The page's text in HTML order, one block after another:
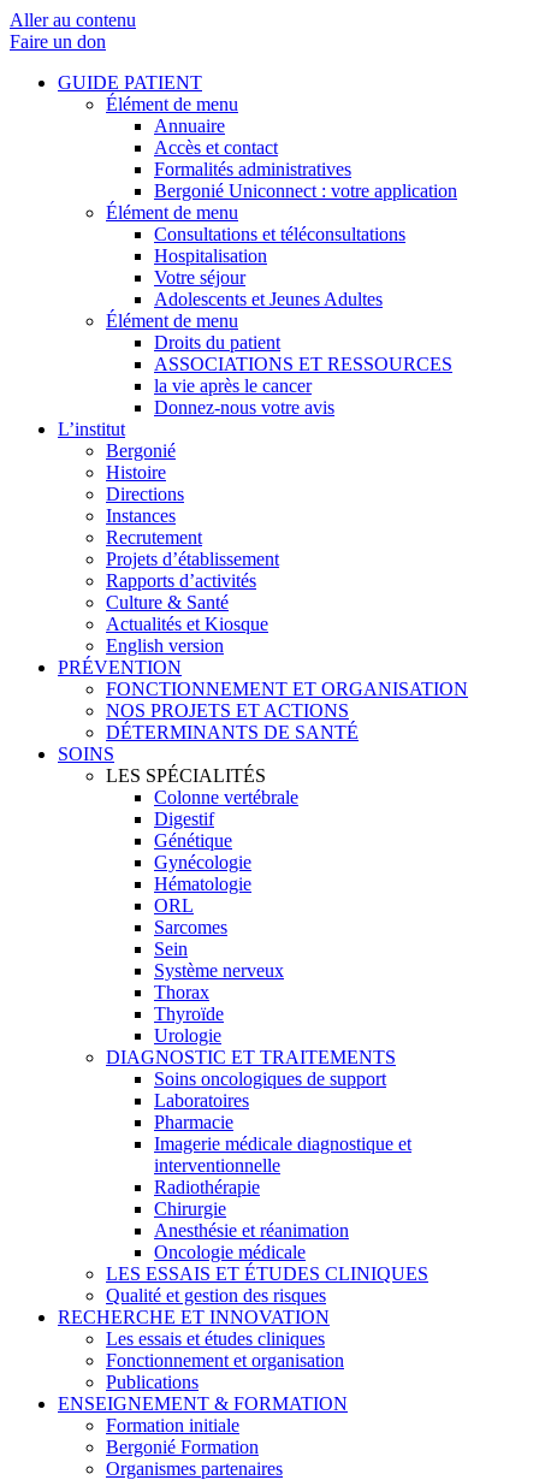
Aller au contenu
Faire un don
GUIDE PATIENT
Élément de menu
Annuaire
Accès et contact
Formalités administratives
Bergonié Uniconnect : votre application
Élément de menu
Consultations et téléconsultations
Hospitalisation
Votre séjour
Adolescents et Jeunes Adultes
Élément de menu
Droits du patient
ASSOCIATIONS ET RESSOURCES
la vie après le cancer
Donnez-nous votre avis
L’institut
Bergonié
Histoire
Directions
Instances
Recrutement
Projets d’établissement
Rapports d’activités
Culture & Santé
Actualités et Kiosque
English version
PRÉVENTION
FONCTIONNEMENT ET ORGANISATION
NOS PROJETS ET ACTIONS
DÉTERMINANTS DE SANTÉ
SOINS
LES SPÉCIALITÉS
Colonne vertébrale
Digestif
Génétique
Gynécologie
Hématologie
ORL
Sarcomes
Sein
Système nerveux
Thorax
Thyroïde
Urologie
DIAGNOSTIC ET TRAITEMENTS
Soins oncologiques de support
Laboratoires
Pharmacie
Imagerie médicale diagnostique et
interventionnelle
Radiothérapie
Chirurgie
Anesthésie et réanimation
Oncologie médicale
LES ESSAIS ET ÉTUDES CLINIQUES
Qualité et gestion des risques
RECHERCHE ET INNOVATION
Les essais et études cliniques
Fonctionnement et organisation
Publications
ENSEIGNEMENT & FORMATION
Formation initiale
Bergonié Formation
Organismes partenaires